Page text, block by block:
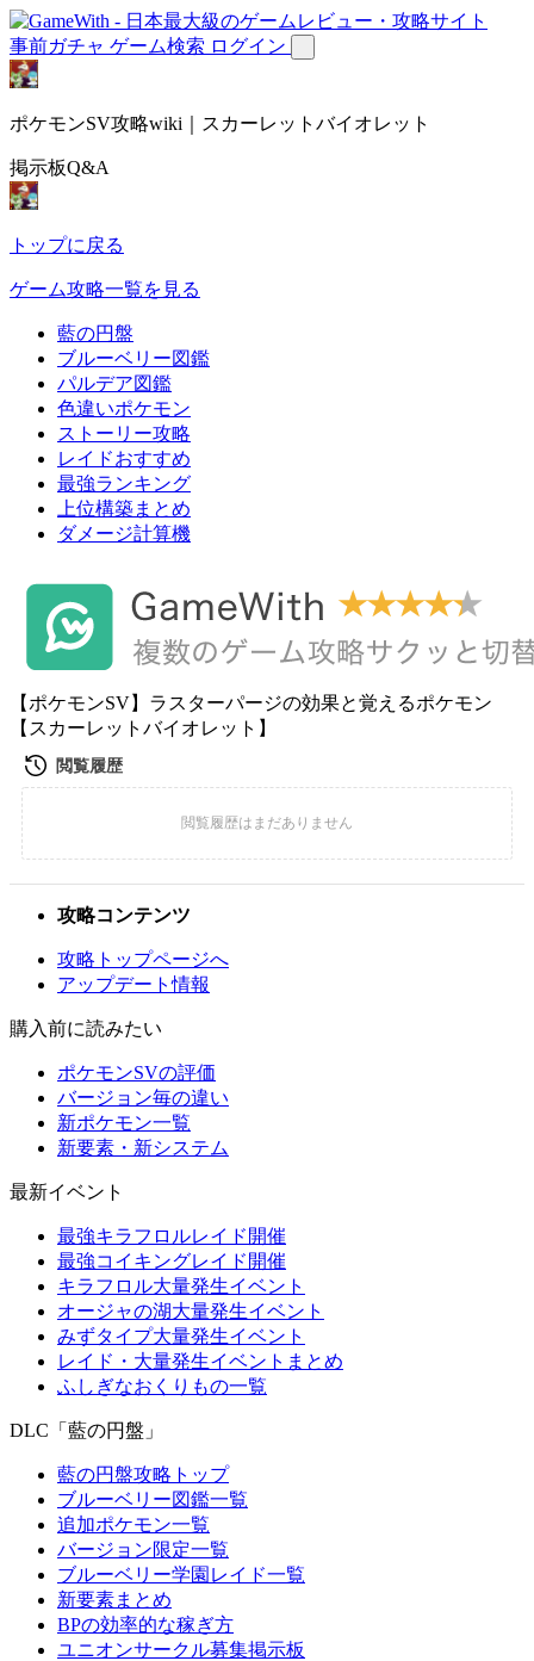
事前ガチャ ゲーム検索 ログイン
ポケモンSV攻略wiki｜スカーレットバイオレット
掲示板Q&A
トップに戻る
ゲーム攻略一覧を見る
藍の円盤
ブルーベリー図鑑
パルデア図鑑
色違いポケモン
ストーリー攻略
レイドおすすめ
最強ランキング
上位構築まとめ
ダメージ計算機
【ポケモンSV】ラスターパージの効果と覚えるポケモン
【スカーレットバイオレット】
攻略コンテンツ
攻略トップページへ
アップデート情報
購入前に読みたい
ポケモンSVの評価
バージョン毎の違い
新ポケモン一覧
新要素・新システム
最新イベント
最強キラフロルレイド開催
最強コイキングレイド開催
キラフロル大量発生イベント
オージャの湖大量発生イベント
みずタイプ大量発生イベント
レイド・大量発生イベントまとめ
ふしぎなおくりもの一覧
DLC「藍の円盤」
藍の円盤攻略トップ
ブルーベリー図鑑一覧
追加ポケモン一覧
バージョン限定一覧
ブルーベリー学園レイド一覧
新要素まとめ
BPの効率的な稼ぎ方
ユニオンサークル募集掲示板